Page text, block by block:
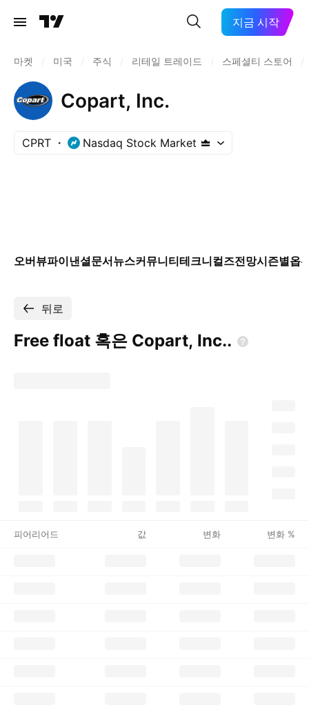
지금 시작
마켓 미국 주식 리테일 트레이드 스페셜티 스토어
Copart, Inc.
CPRT Nasdaq Stock Market
오버뷰파이낸셜문서뉴스커뮤니티테크니컬즈전망시즌별옵
뒤로
Free float 혹은 Copart, Inc..
피어리어드 값 변화 변화 %